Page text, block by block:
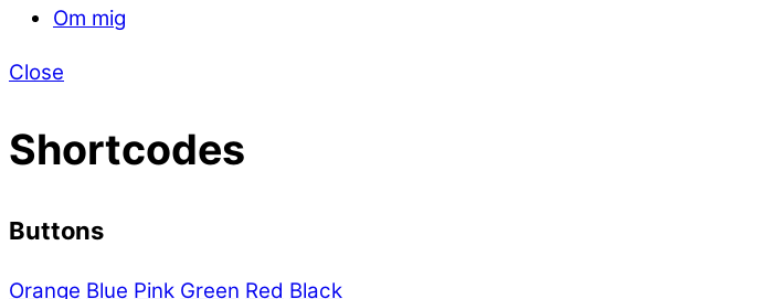
Om mig
Close
Shortcodes
Buttons
Orange Blue Pink Green Red Black